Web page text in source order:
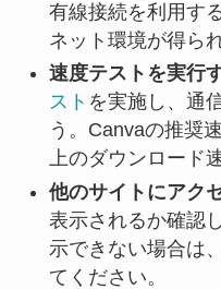
有線接続を利用す
ネット環境が得ら
速度テストを実行
スト を実施し、通
う。Canvaの推奨
上のダウンロード
他のサイトにアク
表示されるか確認
示できない場合は
てください。